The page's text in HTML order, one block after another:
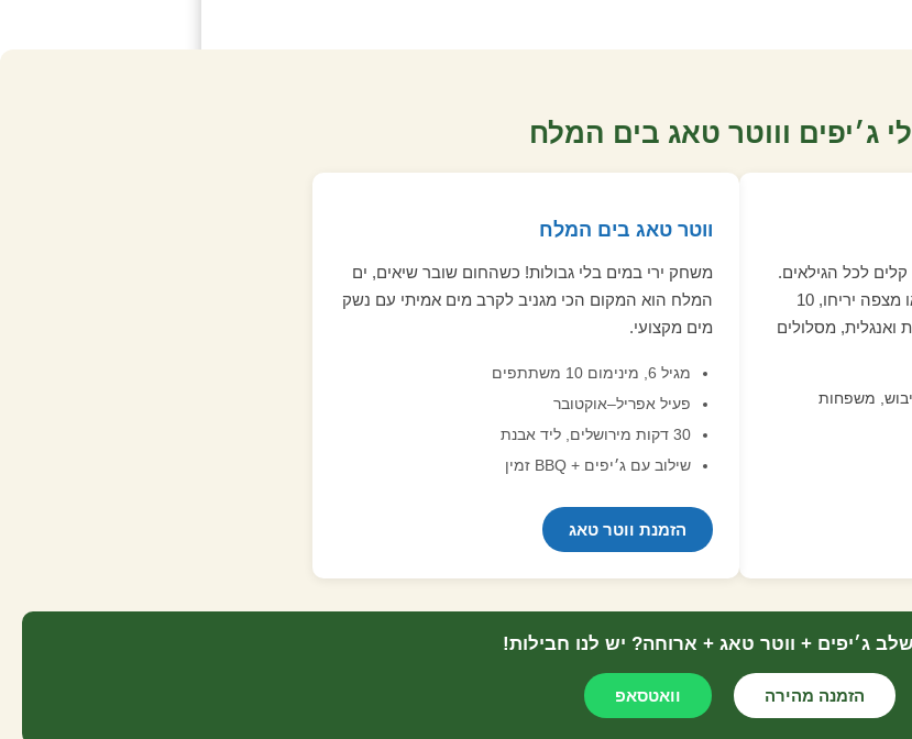
ג׳יפים וווטר טאג בים המלח
קלים לכל הגילאים.
יוצאים מירושלים, מעלה אדומים או מצפה יריחו, 10
ואנגלית, מסלולים
משפחות
ווטר טאג בים המלח
משחק ירי במים בלי גבולות! כשהחום שובר שיאים, ים
המלח הוא המקום הכי מגניב לקרב מים אמיתי עם נשק
מים מקצועי.
מגיל 6, מינימום 10 משתתפים
פעיל אפריל–אוקטובר
30 דקות מירושלים, ליד אבנת
שילוב עם ג׳יפים + BBQ זמין
הזמנת ווטר טאג
ג׳יפים + ווטר טאג + ארוחה? יש לנו חבילות!
הזמנה מהירה וואטסאפ